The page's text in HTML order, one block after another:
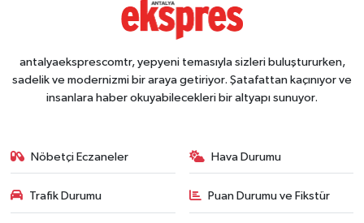
antalyaeksprescomtr, yepyeni temasıyla sizleri buluştururken,
sadelik ve modernizmi bir araya getiriyor. Şatafattan kaçınıyor ve
insanlara haber okuyabilecekleri bir altyapı sunuyor.
Nöbetçi Eczaneler Hava Durumu
Trafik Durumu Puan Durumu ve Fikstür